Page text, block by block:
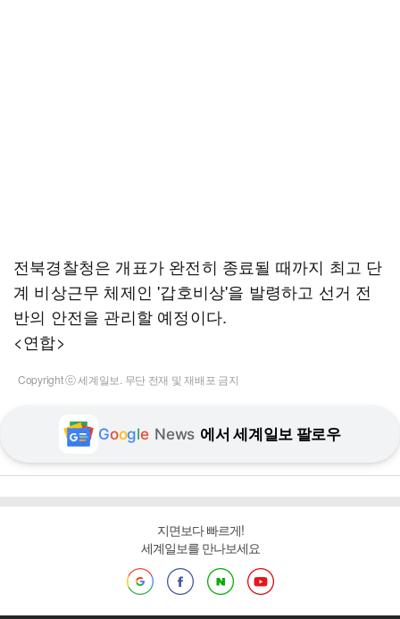
전북경찰청은 개표가 완전히 종료될 때까지 최고 단
계 비상근무 체제인 '갑호비상'을 발령하고 선거 전
반의 안전을 관리할 예정이다.
<연합>
Copyright ⓒ 세계일보. 무단 전재 및 재배포 금지
Google News 에서 세계일보 팔로우
지면보다 빠르게!
세계일보를 만나보세요